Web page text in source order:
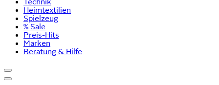
Technik
Heimtextilien
Spielzeug
% Sale
Preis-Hits
Marken
Beratung & Hilfe